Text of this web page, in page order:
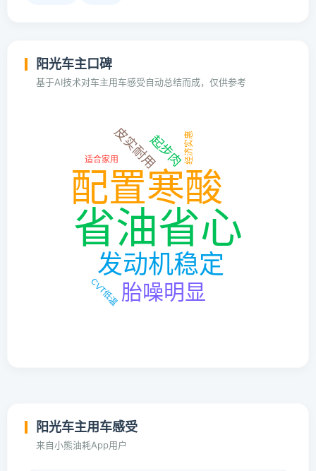
阳光车主口碑
基于AI技术对车主用车感受自动总结而成，仅供参考
阳光车主用车感受
来自小熊油耗App用户